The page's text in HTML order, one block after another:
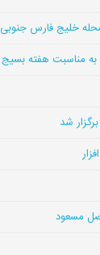
خلیج فارس جنوبی
به مناسبت هفته بسیج
شد
مسعود